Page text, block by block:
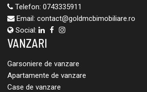
Telefon: 0743335911
Email: contact@goldmcbimobiliare.ro
Social:
VANZARI
Garsoniere de vanzare
Apartamente de vanzare
Case de vanzare